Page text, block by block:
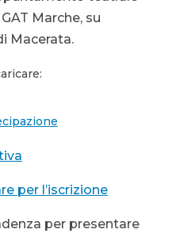
Marche, su
Macerata.
per l’iscrizione
per presentare